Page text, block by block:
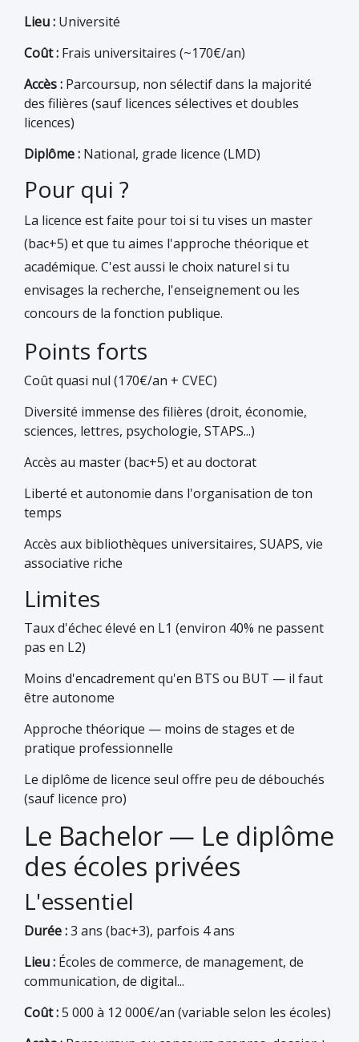
Lieu : Université
Coût : Frais universitaires (~170€/an)
Accès : Parcoursup, non sélectif dans la majorité
des filières (sauf licences sélectives et doubles
licences)
Diplôme : National, grade licence (LMD)
Pour qui ?
La licence est faite pour toi si tu vises un master
(bac+5) et que tu aimes l'approche théorique et
académique. C'est aussi le choix naturel si tu
envisages la recherche, l'enseignement ou les
concours de la fonction publique.
Points forts
Coût quasi nul (170€/an + CVEC)
Diversité immense des filières (droit, économie,
sciences, lettres, psychologie, STAPS...)
Accès au master (bac+5) et au doctorat
Liberté et autonomie dans l'organisation de ton
temps
Accès aux bibliothèques universitaires, SUAPS, vie
associative riche
Limites
Taux d'échec élevé en L1 (environ 40% ne passent
pas en L2)
Moins d'encadrement qu'en BTS ou BUT — il faut
être autonome
Approche théorique — moins de stages et de
pratique professionnelle
Le diplôme de licence seul offre peu de débouchés
(sauf licence pro)
Le Bachelor — Le diplôme
des écoles privées
L'essentiel
Durée :3 ans (bac+3), parfois 4 ans
Lieu : Écoles de commerce, de management, de
communication, de digital...
Coût :5 000 à 12 000€/an (variable selon les écoles)